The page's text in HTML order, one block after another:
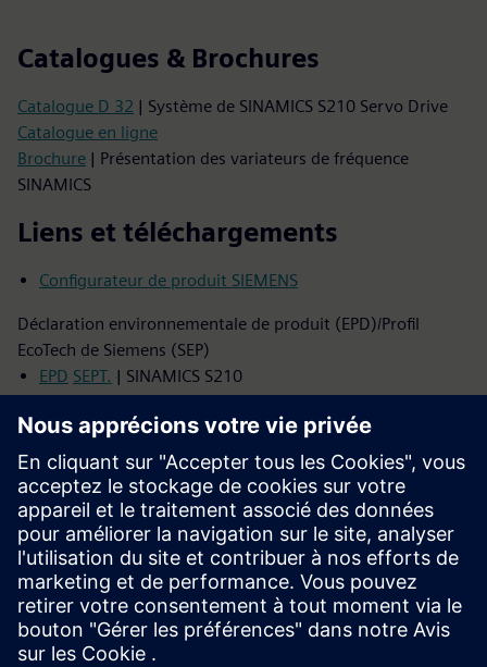
Catalogues & Brochures
Catalogue D 32 | Système de SINAMICS S210 Servo Drive
Catalogue en ligne
Brochure | Présentation des variateurs de fréquence
SINAMICS
Liens et téléchargements
Configurateur de produit SIEMENS
Déclaration environnementale de produit (EPD)/Profil
EcoTech de Siemens (SEP)
EPD SEPT. | SINAMICS S210
| SIMOTICS S-1FK2
Manuels
SINAMICS S210
SIMOTICS S-1FK2/1FT2
SIMOTICS S-1FS2
Service & Soutien